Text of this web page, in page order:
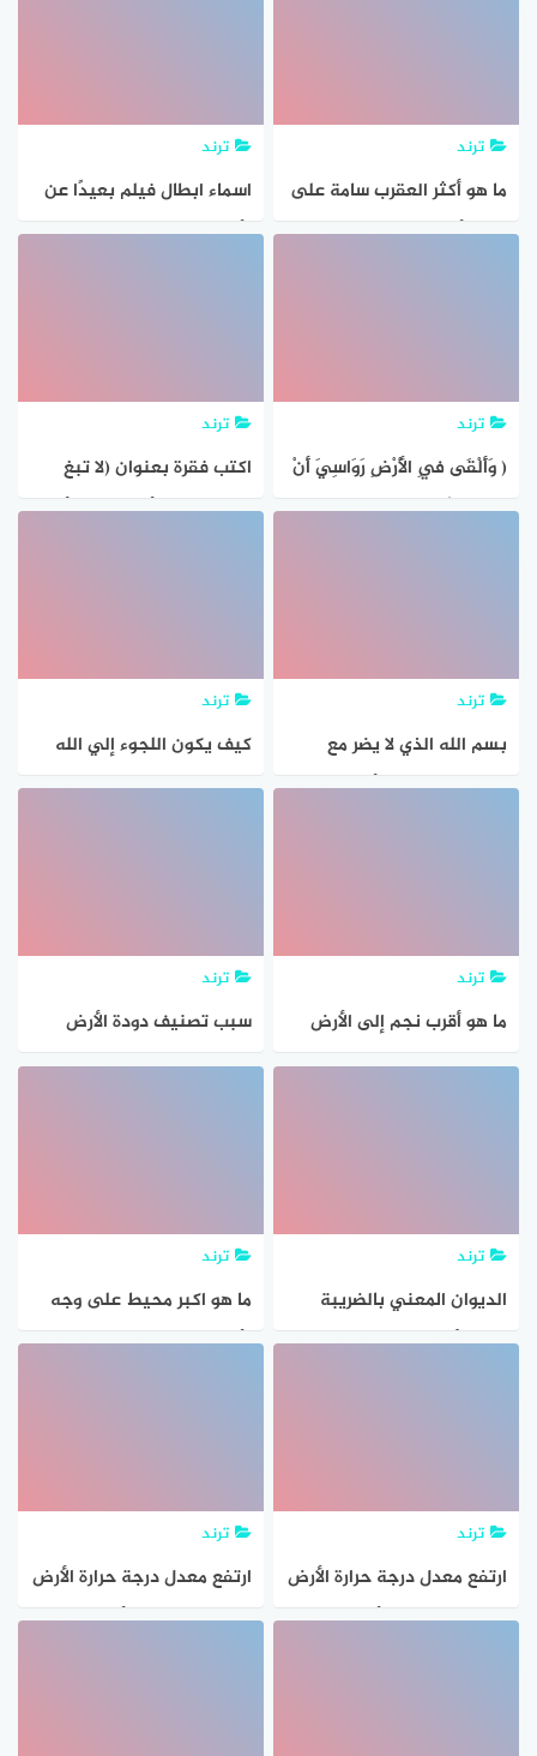
ترند
ما هو أكثر العقرب سامة على
وجه الأرض
ترند
اسماء ابطال فيلم بعيدًا عن
الأرض 1976
ترند
( وَأَلْقَى فِي الْأَرْضِ رَوَاسِيَ أَنْ
تَمِيدَ بِكُمْ ) معنى رواسي
ترند
اكتب فقرة بعنوان (لا تبغ
الفساد في الأرض) على أن
ترند
بسم الله الذي لا يضر مع
اسمه شيء في الأرض ولا في
ترند
كيف يكون اللجوء إلي الله
تعالي في خسف القمر ببلد
ترند
ما هو أقرب نجم إلى الأرض
ترند
سبب تصنيف دودة الأرض
خنثي هو
ترند
الديوان المعني بالضريبة
التي تأخذها الدولة من ناتج
ترند
ما هو اكبر محيط على وجه
الأرض
ترند
ارتفع معدل درجة حرارة الأرض
خلال المئة عام الأخيرة
ترند
ارتفع معدل درجة حرارة الأرض
خلال المئة عام الأخيرة